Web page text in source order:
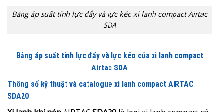
Bảng áp suất tính lực đẩy và lực kéo xi lanh compact Airtac
SDA
Bảng áp suất tính lực đẩy và lực kéo của xi lanh compact
Airtac SDA
Thông số kỹ thuật và catalogue xi lanh compact AIRTAC
SDA20